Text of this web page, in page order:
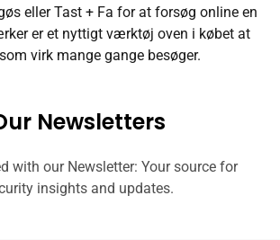
eller Tast + Fa for at forsøg online en
er et nyttigt værktøj oven i købet at
virk mange gange besøger.
Newsletters
with our Newsletter: Your source for
insights and updates.